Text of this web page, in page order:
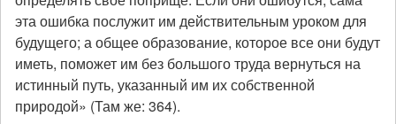
эта ошибка послужит им действительным уроком для
будущего; а общее образование, которое все они будут
иметь, поможет им без большого труда вернуться на
истинный путь, указанный им их собственной
природой» (Там же: 364).